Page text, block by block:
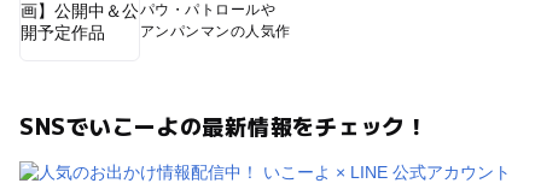
パウ・パトロールや
アンパンマンの人気作
SNSでいこーよの最新情報をチェック！